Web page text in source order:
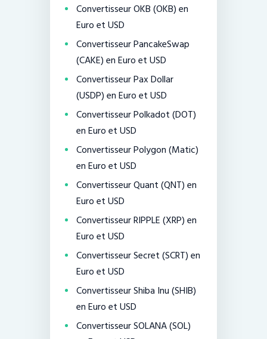
Convertisseur OKB (OKB) en
Euro et USD
Convertisseur PancakeSwap
(CAKE) en Euro et USD
Convertisseur Pax Dollar
(USDP) en Euro et USD
Convertisseur Polkadot (DOT)
en Euro et USD
Convertisseur Polygon (Matic)
en Euro et USD
Convertisseur Quant (QNT) en
Euro et USD
Convertisseur RIPPLE (XRP) en
Euro et USD
Convertisseur Secret (SCRT) en
Euro et USD
Convertisseur Shiba Inu (SHIB)
en Euro et USD
Convertisseur SOLANA (SOL)